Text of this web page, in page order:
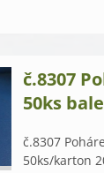
č.8307
50ks
č.8307
50ks/karton